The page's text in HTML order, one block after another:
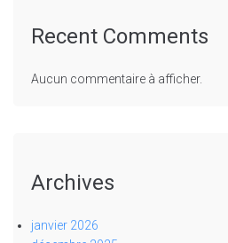
Recent Comments
Aucun commentaire à afficher.
Archives
janvier 2026